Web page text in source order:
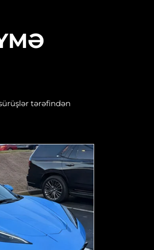
tərəfindən